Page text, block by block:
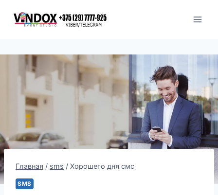
Главная / sms / Хорошего дня смс
SMS